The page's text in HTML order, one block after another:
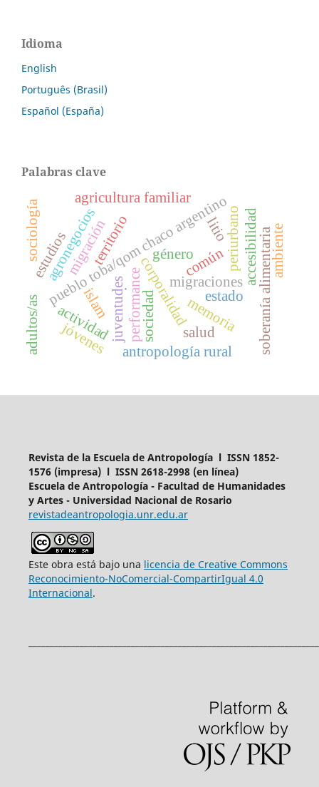
Idioma
English
Português (Brasil)
Español (España)
Palabras clave
pueblo toba/qom chaco argentino
memoria
corporalidad
performance migraciones
juventudes
territorio
salud
accesibilidad
género
migración
antropología rural
agronegocios periurbano
agricultura familiar
soberanía alimentaria
litio
común
actividad
ambiente
sociedad
.
estado
islam
estudios
sociología
jóvenes
adultos/as
Revista de la Escuela de Antropología l ISSN 1852-
1576 (impresa) l ISSN 2618-2998 (en línea)
Escuela de Antropología - Facultad de Humanidades
y Artes - Universidad Nacional de Rosario
revistadeantropologia.unr.edu.ar
Este obra está bajo una licencia de Creative Commons
Reconocimiento-NoComercial-CompartirIgual 4.0
Internacional.